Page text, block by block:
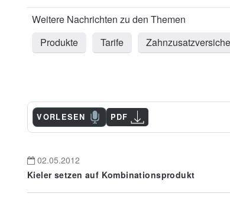
Produkte Tarife
VORLESEN PDF
02.05.2012
Kieler setzen auf Kombinationsprodukt